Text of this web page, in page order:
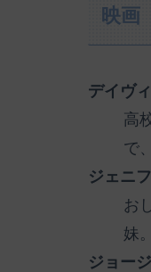
映画
デイヴ
高
で
ジェニ
お
妹
ジョー